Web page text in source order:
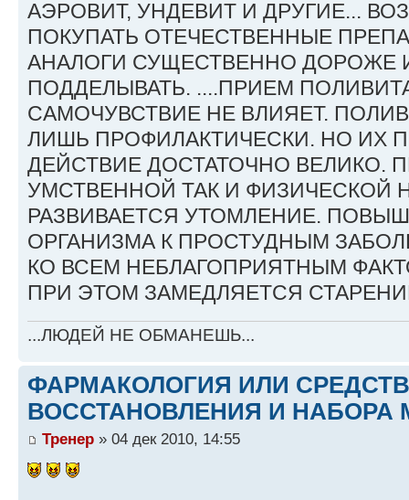
АЭРОВИТ, УНДЕВИТ И ДРУГИЕ...
ПОКУПАТЬ ОТЕЧЕСТВЕННЫЕ
АНАЛОГИ СУЩЕСТВЕННО ДОРОЖЕ
ПОДДЕЛЫВАТЬ. ....ПРИЕМ
САМОЧУВСТВИЕ НЕ ВЛИЯЕТ.
ЛИШЬ ПРОФИЛАКТИЧЕСКИ. НО ИХ
ДЕЙСТВИЕ ДОСТАТОЧНО ВЕЛИКО.
УМСТВЕННОЙ ТАК И ФИЗИЧЕСКОЙ
РАЗВИВАЕТСЯ УТОМЛЕНИЕ.
ОРГАНИЗМА К ПРОСТУДНЫМ
КО ВСЕМ НЕБЛАГОПРИЯТНЫМ
ПРИ ЭТОМ ЗАМЕДЛЯЕТСЯ
...ЛЮДЕЙ НЕ ОБМАНЕШЬ...
ФАРМАКОЛОГИЯ ИЛИ
ВОССТАНОВЛЕНИЯ И НАБОРА
Тренер » 04 дек 2010, 14:55